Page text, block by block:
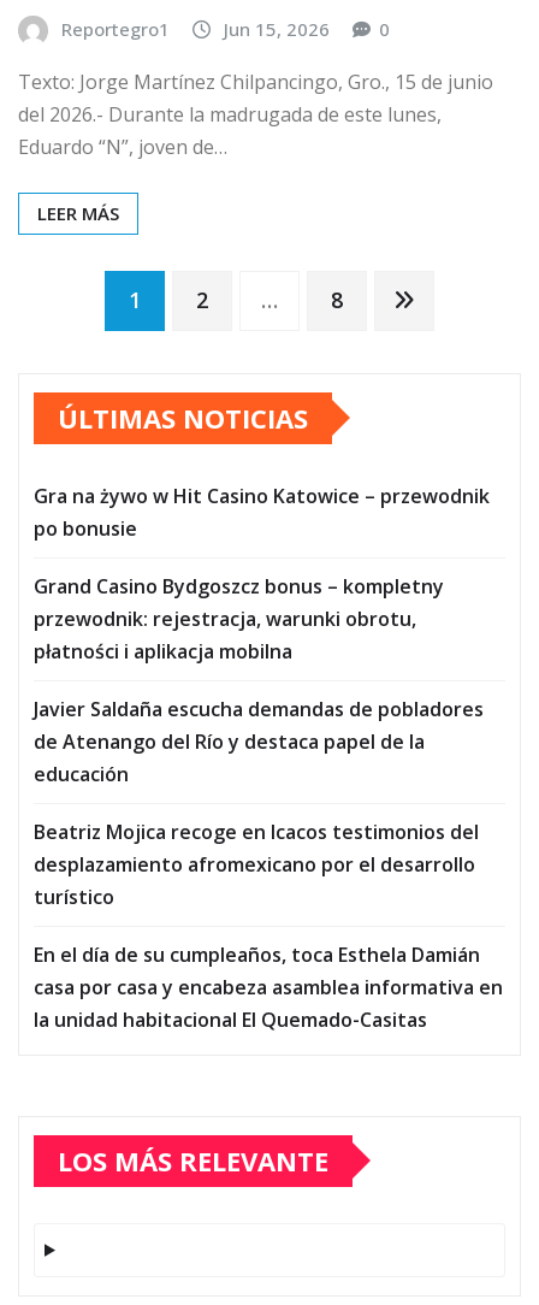
Reportegro1 Jun 15, 2026 0
Texto: Jorge Martínez Chilpancingo, Gro., 15 de junio
del 2026.- Durante la madrugada de este lunes,
Eduardo “N”, joven de…
LEER MÁS
Paginación
de
entradas
1 2 … 8
ÚLTIMAS NOTICIAS
Gra na żywo w Hit Casino Katowice – przewodnik
po bonusie
Grand Casino Bydgoszcz bonus – kompletny
przewodnik: rejestracja, warunki obrotu,
płatności i aplikacja mobilna
Javier Saldaña escucha demandas de pobladores
de Atenango del Río y destaca papel de la
educación
Beatriz Mojica recoge en Icacos testimonios del
desplazamiento afromexicano por el desarrollo
turístico
En el día de su cumpleaños, toca Esthela Damián
casa por casa y encabeza asamblea informativa en
la unidad habitacional El Quemado-Casitas
LOS MÁS RELEVANTE